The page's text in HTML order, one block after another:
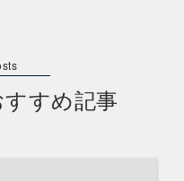
すめ記事